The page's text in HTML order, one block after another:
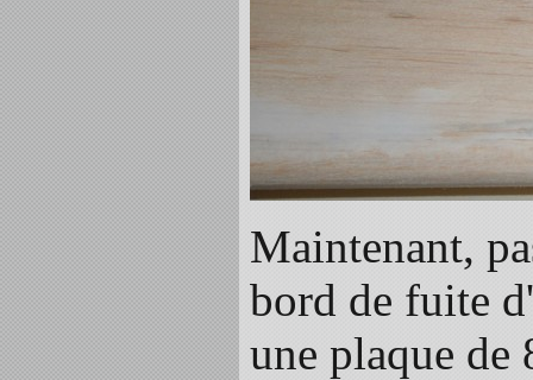
Maintenant,
bord de fuite
une plaque de